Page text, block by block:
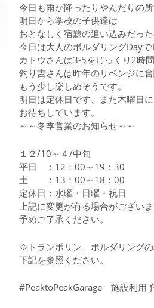
今日も雨が降ったりやんだりの
明日から学校の子供達は
おとなしく宿題の追い込みだっ
今日は大人のボルダリングDayで
カトウさんは3-5をじっくり2時間
釣り吉さんは昨年のリベンジに奮
もう少し楽しめそうです。
明日は定休日です、また木曜日に
お待ちしています。
～～冬季営業のお知らせ～～
１２/10～４/中旬
平日 ：12：00～19：30
土 ：13：00～18：00
定休日：水曜・日曜・祝日
上記に変更が有る場合がござい
予めご了承ください。
※トランポリン、ボルダリング
下記を参照ください。
#PeaktoPeakGarage 施設利用